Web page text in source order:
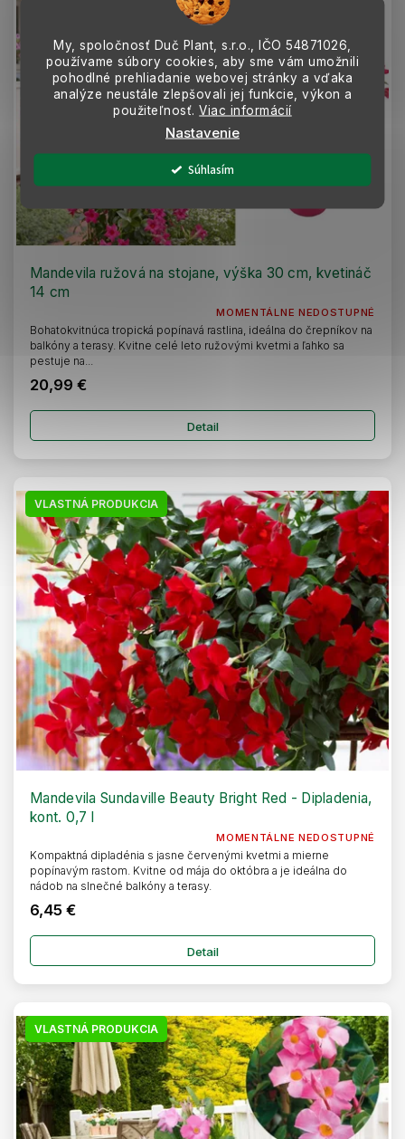
My, spoločnosť Duč Plant, s.r.o., IČO 54871026,
používame súbory cookies, aby sme vám umožnili
pohodlné prehliadanie webovej stránky a vďaka
analýze neustále zlepšovali jej funkcie, výkon a
použiteľnosť.Viac informácií
Nastavenie
Súhlasím
Mandevila ružová na stojane, výška 30 cm, kvetináč
14 cm
MOMENTÁLNE NEDOSTUPNÉ
20,99 €
Detail
Bohatokvitnúca tropická popínavá rastlina, ideálna do črepníkov na
balkóny a terasy. Kvitne celé leto ružovými kvetmi a ľahko sa
pestuje na...
VLASTNÁ PRODUKCIA
Mandevila Sundaville Beauty Bright Red - Dipladenia,
kont. 0,7 l
MOMENTÁLNE NEDOSTUPNÉ
6,45 €
Detail
Kompaktná dipladénia s jasne červenými kvetmi a mierne
popínavým rastom. Kvitne od mája do októbra a je ideálna do
nádob na slnečné balkóny a terasy.
VLASTNÁ PRODUKCIA